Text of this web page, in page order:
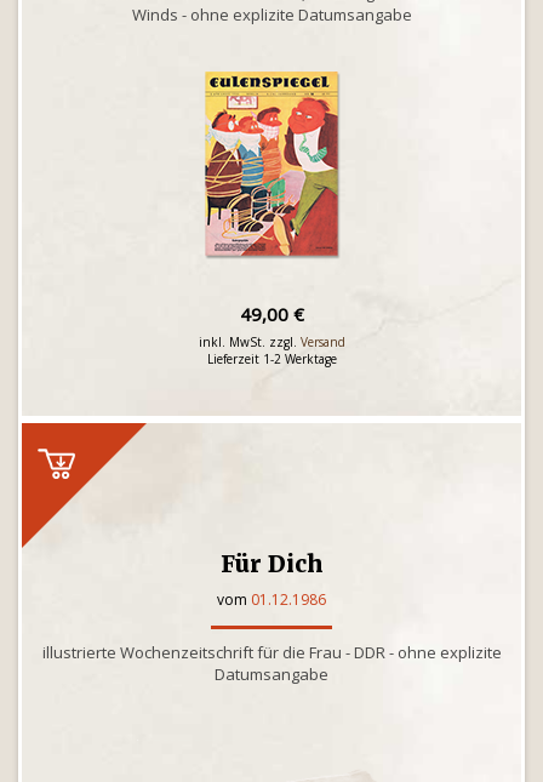
Winds - ohne explizite Datumsangabe
49,00 €
inkl. MwSt. zzgl. Versand
Lieferzeit 1-2 Werktage
Für Dich
vom 01.12.1986
illustrierte Wochenzeitschrift für die Frau - DDR - ohne explizite
Datumsangabe